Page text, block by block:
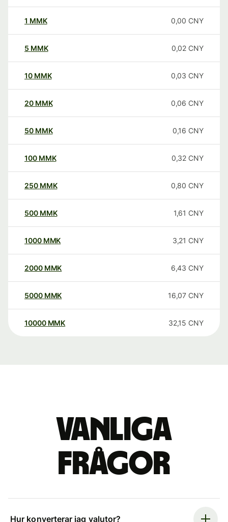
1 MMK 0,00 CNY
5 MMK 0,02 CNY
10 MMK 0,03 CNY
20 MMK 0,06 CNY
50 MMK 0,16 CNY
100 MMK 0,32 CNY
250 MMK 0,80 CNY
500 MMK 1,61 CNY
1000 MMK 3,21 CNY
2000 MMK 6,43 CNY
5000 MMK 16,07 CNY
10000 MMK 32,15 CNY
Vanliga
frågor
Hur konverterar jag valutor?